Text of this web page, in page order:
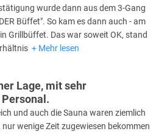
wurde dann aus dem 3-Gang
Büffet". So kam es dann auch - am
Grillbüffet. Das war soweit OK, stand
Mehr lesen
Lage, mit sehr
und auch die Sauna waren ziemlich
wenige Zeit zugewiesen bekommen